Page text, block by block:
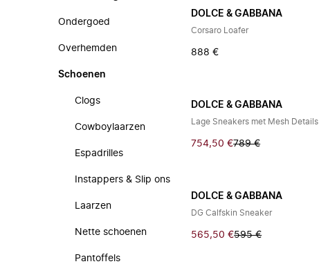
Ondergoed
Overhemden
Schoenen
Clogs
Cowboylaarzen
Espadrilles
Instappers & Slip ons
Laarzen
Nette schoenen
Pantoffels
DOLCE & GABBANA
Corsaro Loafer
888 €
DOLCE & GABBANA
Lage Sneakers met Mesh Details
754,50 €789 €
DOLCE & GABBANA
DG Calfskin Sneaker
565,50 €595 €